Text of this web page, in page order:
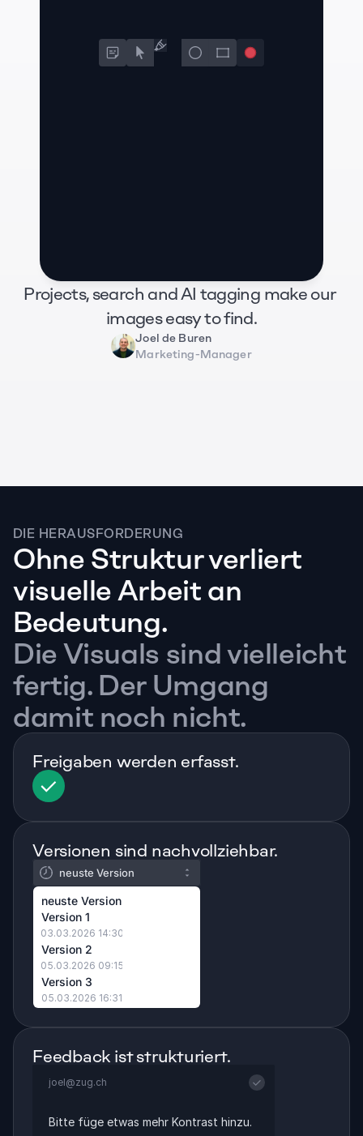
Projects, search and AI tagging make our
images easy to find.
Joel de Buren
Marketing-Manager
DIE HERAUSFORDERUNG
Ohne Struktur verliert
visuelle Arbeit an
Bedeutung.
Die Visuals sind vielleicht
fertig. Der Umgang
damit noch nicht.
Freigaben werden erfasst.
Versionen sind nachvollziehbar.
neuste Version
neuste Version
Version 1
03.03.2026 14:30
Version 2
05.03.2026 09:15
Version 3
05.03.2026 16:31
Feedback ist strukturiert.
joel@zug.ch
Bitte füge etwas mehr Kontrast hinzu.